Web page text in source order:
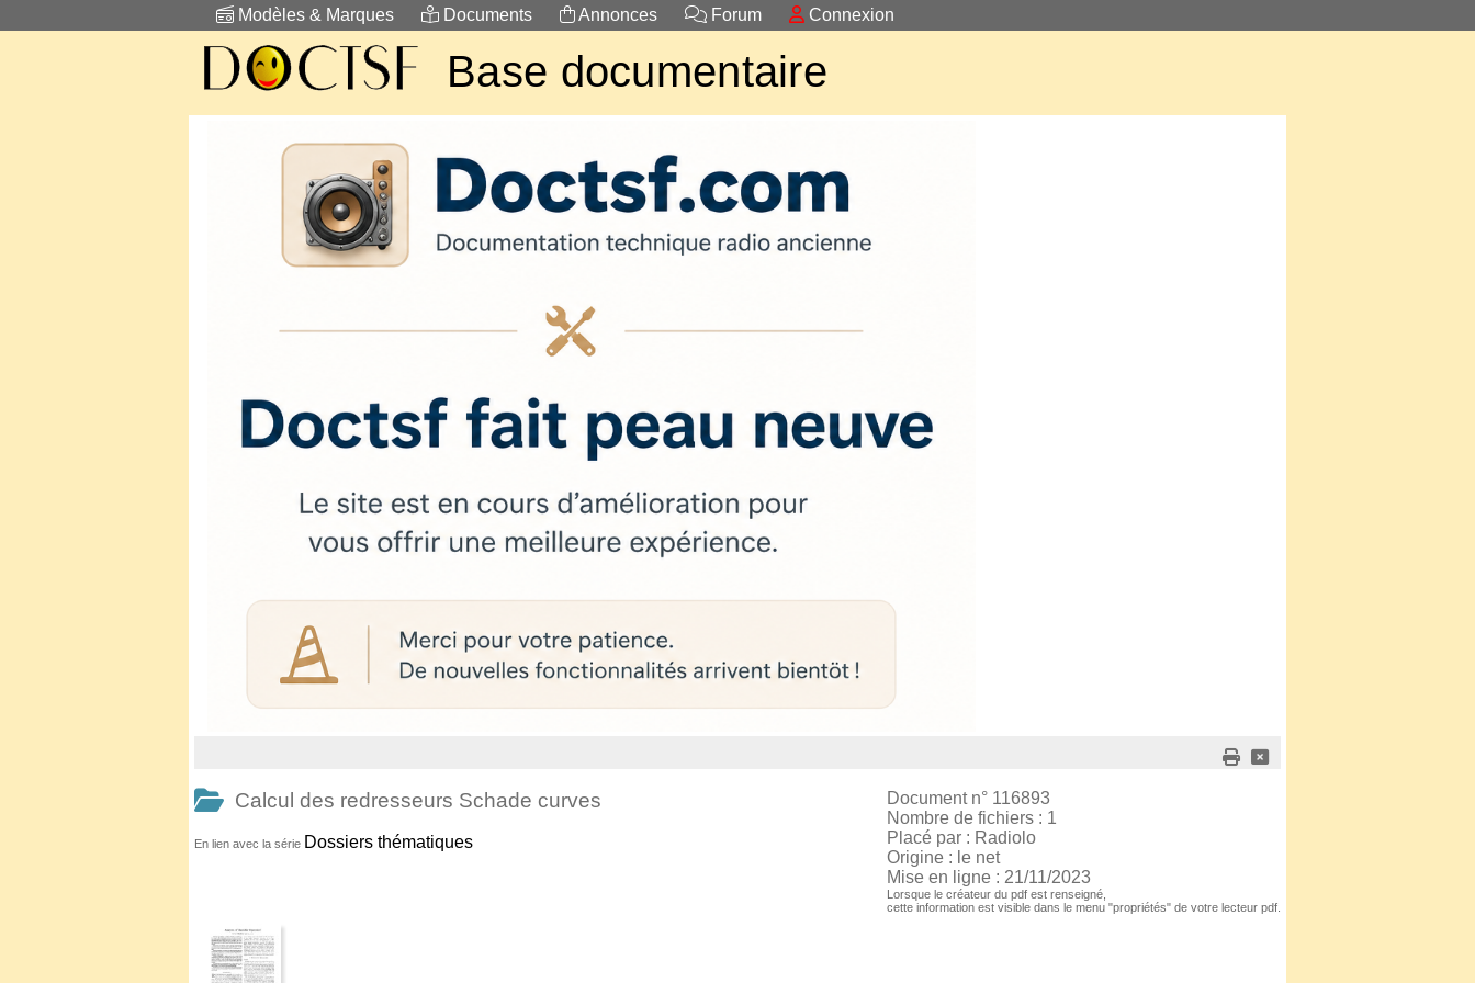
Modèles & Marques Documents Annonces Forum Connexion
Base documentaire
Document n° 116893
Nombre de fichiers : 1
Placé par : Radiolo
Origine : le net
Mise en ligne : 21/11/2023
Lorsque le créateur du pdf est renseigné,
cette information est visible dans le menu "propriétés" de votre lecteur pdf.
Calcul des redresseurs Schade curves
En lien avec la série Dossiers thématiques